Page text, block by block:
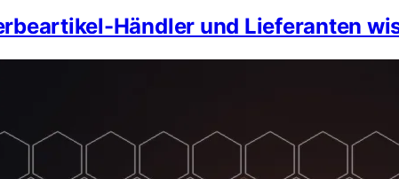
Händler und Lieferanten